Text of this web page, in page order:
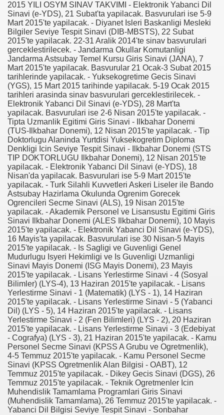
2015 YILI OSYM SINAV TAKVIMI - Elektronik Yabanci Dil
Sinavi (e-YDS), 21 Subat'ta yapilacak. Basvurulari ise 5-9
Mart 2015'te yapilacak. - Diyanet Isleri Baskanligi Mesleki
Bilgiler Seviye Tespit Sinavi (DIB-MBSTS), 22 Subat
2015'te yapilacak. 22-31 Aralik 2014'te sinav basvurulari
gerceklestirilecek. - Jandarma Okullar Komutanligi
Jandarma Astsubay Temel Kursu Giris Sinavi (JANA), 7
Mart 2015'te yapilacak. Basvurular 21 Ocak-3 Subat 2015
tarihlerinde yapilacak. - Yuksekogretime Gecis Sinavi
(YGS), 15 Mart 2015 tarihinde yapilacak. 5-19 Ocak 2015
tarihleri arasinda sinav basvurulari gerceklestirilecek. -
Elektronik Yabanci Dil Sinavi (e-YDS), 28 Mart'ta
yapilacak. Basvurulari ise 2-6 Nisan 2015'te yapilacak. -
Tipta Uzmanlik Egitimi Giris Sinavi - Ilkbahar Donemi
(TUS-Ilkbahar Donemi), 12 Nisan 2015'te yapilacak. - Tip
Doktorlugu Alaninda Yurtdisi Yuksekogretim Diploma
Denkligi Icin Seviye Tespit Sinavi - Ilkbahar Donemi (STS
TIP DOKTORLUGU Ilkbahar Donemi), 12 Nisan 2015'te
yapilacak. - Elektronik Yabanci Dil Sinavi (e-YDS), 18
Nisan'da yapilacak. Basvurulari ise 5-9 Mart 2015'te
yapilacak. - Turk Silahli Kuvvetleri Askeri Liseler ile Bando
Astsubay Hazirlama Okulunda Ogrenim Gorecek
Ogrencileri Secme Sinavi (ALS), 19 Nisan 2015'te
yapilacak. - Akademik Personel ve Lisansustu Egitimi Giris
Sinavi Ilkbahar Donemi (ALES Ilkbahar Donemi), 10 Mayis
2015'te yapilacak. - Elektronik Yabanci Dil Sinavi (e-YDS),
16 Mayis'ta yapilacak. Basvurulari ise 30 Nisan-5 Mayis
2015'te yapilacak. - Is Sagligi ve Guvenligi Genel
Mudurlugu Isyeri Hekimligi ve Is Guvenligi Uzmanligi
Sinavi Mayis Donemi (ISG Mayis Donemi), 23 Mayis
2015'te yapilacak. - Lisans Yerlestirme Sinavi - 4 (Sosyal
Bilimler) (LYS-4), 13 Haziran 2015'te yapilacak. - Lisans
Yerlestirme Sinavi - 1 (Matematik) (LYS - 1), 14 Haziran
2015'te yapilacak. - Lisans Yerlestirme Sinavi - 5 (Yabanci
Dil) (LYS - 5), 14 Haziran 2015'te yapilacak. - Lisans
Yerlestirme Sinavi - 2 (Fen Bilimleri) (LYS - 2), 20 Haziran
2015'te yapilacak. - Lisans Yerlestirme Sinavi - 3 (Edebiyat
- Cografya) (LYS - 3), 21 Haziran 2015'te yapilacak. - Kamu
Personel Secme Sinavi (KPSS A Grubu ve Ogretmenlik),
4-5 Temmuz 2015'te yapilacak. - Kamu Personel Secme
Sinavi (KPSS Ogretmenlik Alan Bilgisi - OABT), 12
Temmuz 2015'te yapilacak. - Dikey Gecis Sinavi (DGS), 26
Temmuz 2015'te yapilacak. - Teknik Ogretmenler Icin
Muhendislik Tamamlama Programlari Giris Sinavi
(Muhendislik Tamamlama), 26 Temmuz 2015'te yapilacak. -
Yabanci Dil Bilgisi Seviye Tespit Sinavi - Sonbahar
77-73 Yenildi
açmak için 80 milyon dolar yatırdı
esnek piller geliştirildi
Eric Gerets, beyin kanaması geçirdiğini açıkladı.
Avrupa'nın Dilinde
Öztürk Yakaladı
Kaldı